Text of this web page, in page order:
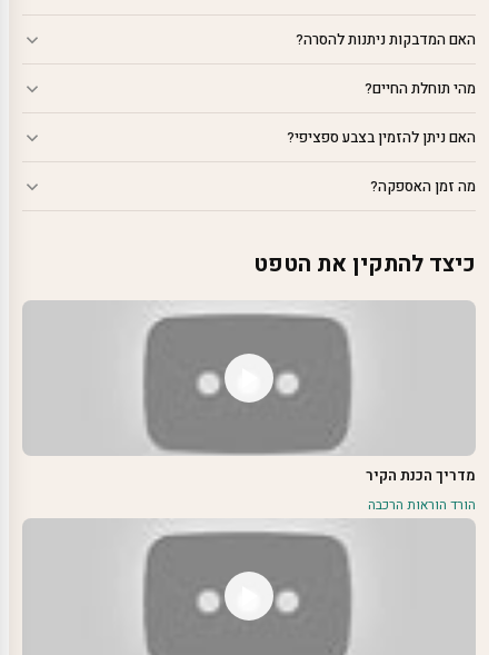
האם המדבקות ניתנות להסרה?
מהי תוחלת החיים?
האם ניתן להזמין בצבע ספציפי?
מה זמן האספקה?
כיצד להתקין את הטפט
מדריך הכנת הקיר
הורד הוראות הרכבה